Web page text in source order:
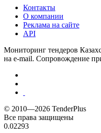
Контакты
О компании
Реклама на сайте
API
Мониторинг тендеров
на e-mail. Сопровождение
© 2010—2026 TenderPlus
Все права защищены
0.02293